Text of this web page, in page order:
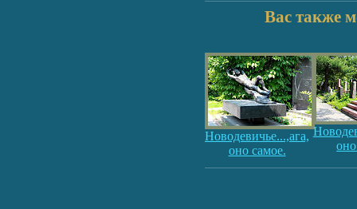
Вас также
Новодевичье...,ага,
оно самое.